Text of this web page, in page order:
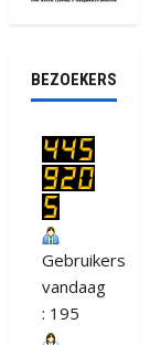
BEZOEKERS
Gebruikers
vandaag
: 195